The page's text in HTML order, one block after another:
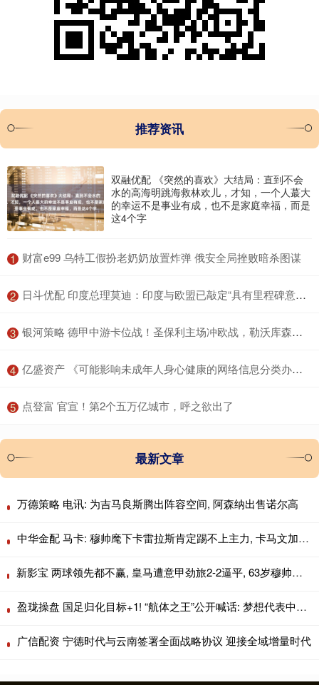
推荐资讯
双融优配 《突然的喜欢》大结局：直到不会
水的高海明跳海救林欢儿，才知，一个人蕞大
的幸运不是事业有成，也不是家庭幸福，而是
这4个字
1 ​财富e99 乌特工假扮老奶奶放置炸弹 俄安全局挫败暗杀图谋
2 ​日斗优配 印度总理莫迪：印度与欧盟已敲定“具有里程碑意义”的自由贸易协定
3 ​银河策略 德甲中游卡位战！圣保利主场冲欧战，勒沃库森客场争上游
4 ​亿盛资产 《可能影响未成年人身心健康的网络信息分类办法（征求意见稿）》公开征求意见
5 ​点登富 官宣！第2个五万亿城市，呼之欲出了
最新文章
万德策略 电讯: 为吉马良斯腾出阵容空间, 阿森纳出售诺尔高
中华金配 马卡: 穆帅麾下卡雷拉斯肯定踢不上主力, 卡马文加更没戏
新影宝 两球领先都不赢, 皇马遭意甲劲旅2-2逼平, 63岁穆帅无缘上任2连胜
盈珑操盘 国足归化目标+1! “航体之王”公开喊话: 梦想代表中国队出战!
广信配资 宁德时代与云南签署全面战略协议 迎接全域增量时代